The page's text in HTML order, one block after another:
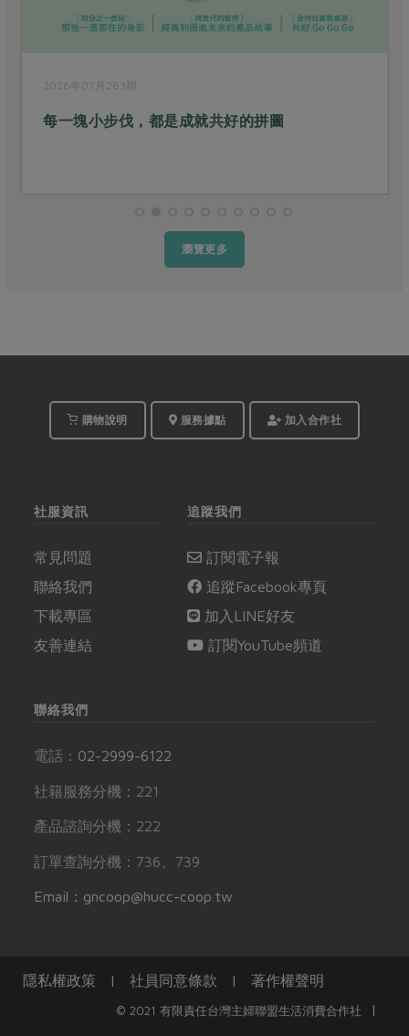
2026年07月263期
每一塊小步伐，都是成就共好的拼圖
瀏覽更多
購物說明 服務據點 加入合作社
社服資訊
常見問題
聯絡我們
下載專區
友善連結
追蹤我們
訂閱電子報
追蹤Facebook專頁
加入LINE好友
訂閱YouTube頻道
聯絡我們
電話： 02-2999-6122
社籍服務分機：221
產品諮詢分機：222
訂單查詢分機：736、739
Email：gncoop@hucc-coop.tw
隱私權政策 | 社員同意條款 | 著作權聲明
© 2021 有限責任台灣主婦聯盟生活消費合作社 |